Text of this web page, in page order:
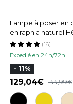
Lampe à poser en
en raphia naturel
Expedié en 24h/72h
(16)
- 11%
129,04 144,99